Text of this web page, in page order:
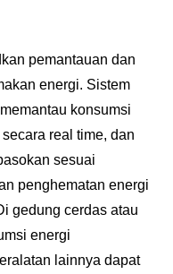
pemantauan dan
energi. Sistem
konsumsi
real time, dan
sesuai
penghematan energi
gedung cerdas atau
energi
lainnya dapat